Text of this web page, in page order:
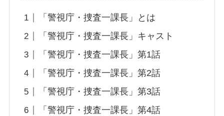
「警視庁・捜査一課長」とは
「警視庁・捜査一課長」キャスト
「警視庁・捜査一課長」第1話
「警視庁・捜査一課長」第2話
「警視庁・捜査一課長」第3話
「警視庁・捜査一課長」第4話